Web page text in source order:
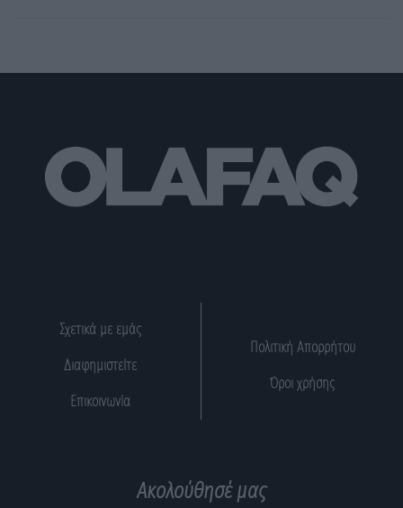
Σχετικά με εμάς
Διαφημιστείτε
Επικοινωνία
Πολιτική Απορρήτου
Όροι χρήσης
Ακολούθησέ μας